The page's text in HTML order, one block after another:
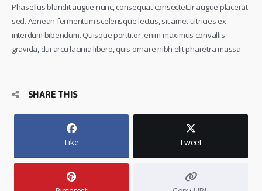
Phasellus blandit augue nunc, consequat consectetur augue placerat
sed. Aenean fermentum scelerisque lectus, sit amet ultricies ex
interdum bibendum. Quisque porttitor, enim maximus convallis
gravida, dui arcu lacinia libero, quis ornare nibh elit pharetra massa.
SHARE THIS
Like Tweet